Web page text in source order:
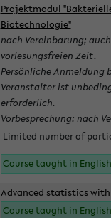
Projektmodul
Biotechnologie"
nach Vereinbarung;
vorlesungsfreien Zeit.
Persönliche Anmeldung
Veranstalter ist
erforderlich.
Vorbesprechung: nach
Limited number of
Course taught in English
Advanced statistics with
Course taught in English